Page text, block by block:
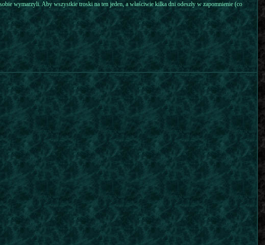
wymarzyli. Aby wszystkie troski na ten jeden, a właściwie kilka dni odeszły w zapomnienie (co